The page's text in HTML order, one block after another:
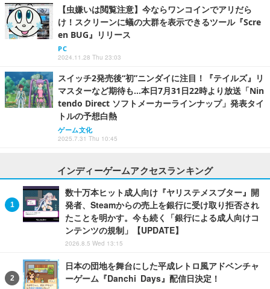
【虫嫌いは閲覧注意】今ならワンコインでアリだら
け！スクリーンに蟻の大群を表示できるツール『Scre
en BUG』リリース
PC
2024.11.28 Thu 23:03
スイッチ2発売後“初”ニンダイに注目！『テイルズ』リ
マスターなど期待も…本日7月31日22時より放送「Nin
tendo Direct ソフトメーカーラインナップ」発表タイ
トルの予想白熱
ゲーム文化
2025.7.31 Thu 10:45
インディーゲームアクセスランキング
数十万本ヒット成人向け『ヤリステメスブター』開
発者、Steamからの売上を銀行に受け取り拒否され
たことを明かす。今も続く「銀行による成人向けコ
ンテンツの規制」【UPDATE】
2026.8.5 Wed 13:15
日本の団地を舞台にした平成レトロ風アドベンチャ
ーゲーム『Danchi Days』配信日決定！